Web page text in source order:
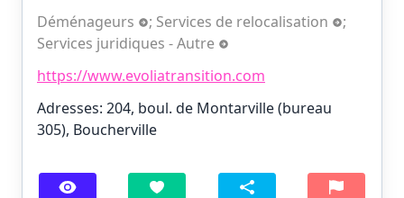
Déménageurs
; Services de relocalisation
;
Services juridiques - Autre
https://www.evoliatransition.com
Adresses: 204, boul. de Montarville (bureau
305), Boucherville